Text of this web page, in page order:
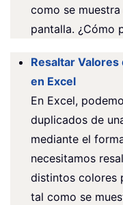
como se
pantalla. ¿Cómo
Resaltar
en Excel
En Excel,
duplicados de
mediante el
necesitamos
distintos colores
tal como se